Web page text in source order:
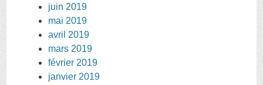
juin 2019
mai 2019
avril 2019
mars 2019
février 2019
janvier 2019